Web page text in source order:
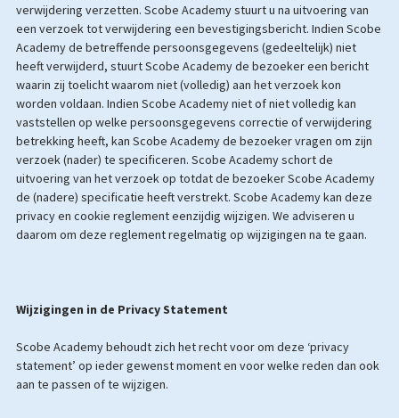
verwijdering verzetten. Scobe Academy stuurt u na uitvoering van
een verzoek tot verwijdering een bevestigingsbericht. Indien Scobe
Academy de betreffende persoonsgegevens (gedeeltelijk) niet
heeft verwijderd, stuurt Scobe Academy de bezoeker een bericht
waarin zij toelicht waarom niet (volledig) aan het verzoek kon
worden voldaan. Indien Scobe Academy niet of niet volledig kan
vaststellen op welke persoonsgegevens correctie of verwijdering
betrekking heeft, kan Scobe Academy de bezoeker vragen om zijn
verzoek (nader) te specificeren. Scobe Academy schort de
uitvoering van het verzoek op totdat de bezoeker Scobe Academy
de (nadere) specificatie heeft verstrekt. Scobe Academy kan deze
privacy en cookie reglement eenzijdig wijzigen. We adviseren u
daarom om deze reglement regelmatig op wijzigingen na te gaan.
Wijzigingen in de Privacy Statement
Scobe Academy behoudt zich het recht voor om deze ‘privacy
statement’ op ieder gewenst moment en voor welke reden dan ook
aan te passen of te wijzigen.